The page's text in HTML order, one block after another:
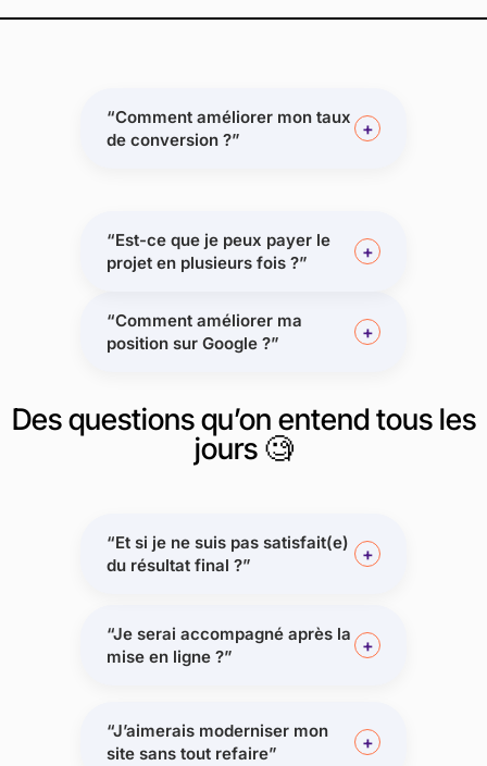
“Comment améliorer mon taux
de conversion ?”
+
“Et si je ne suis pas satisfait(e)
du résultat final ?”
+
“Comment améliorer ma
position sur Google ?”
+
“Je serai accompagné après la
mise en ligne ?”
+
Des questions qu’on entend tous les
jours 🧐
“Est-ce que je peux payer le
projet en plusieurs fois ?”
+
“J’aimerais moderniser mon
site sans tout refaire”
+